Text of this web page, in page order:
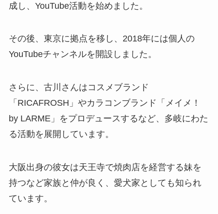
成し、YouTube活動を始めました。
その後、東京に拠点を移し、2018年には個人の
YouTubeチャンネルを開設しました。
さらに、古川さんはコスメブランド
「RICAFROSH」やカラコンブランド「メイメ！
by LARME」をプロデュースするなど、多岐にわた
る活動を展開しています。
大阪出身の彼女は天王寺で焼肉店を経営する妹を
持つなど家族と仲が良く、愛犬家としても知られ
ています。